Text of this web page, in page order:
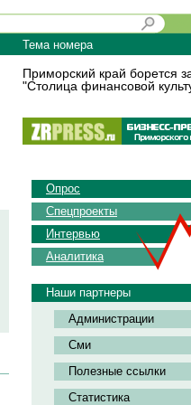
Тема номера
Приморский край борется
"Столица финансовой
Опрос
Спецпроекты
Интервью
Аналитика
Наши партнеры
Администрации
Сми
Полезные ссылки
Статистика